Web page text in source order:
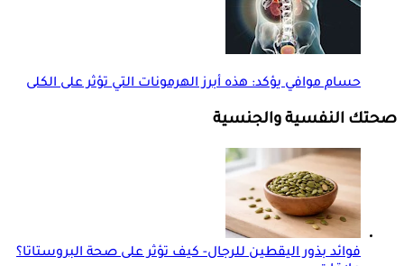
حسام موافي يؤكد: هذه أبرز الهرمونات التي تؤثر على الكلى
صحتك النفسية والجنسية
فوائد بذور اليقطين للرجال- كيف تؤثر على صحة البروستاتا؟